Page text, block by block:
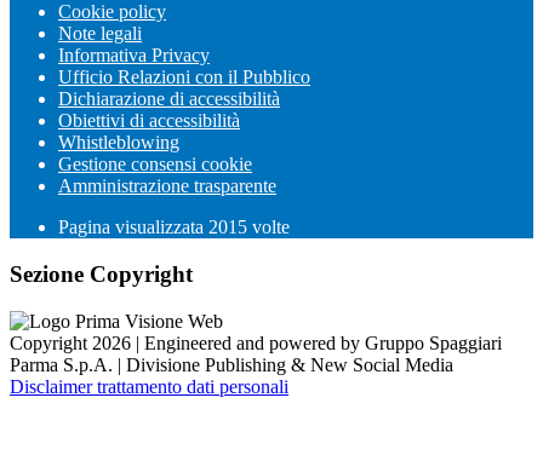
Cookie policy
Note legali
Informativa Privacy
Ufficio Relazioni con il Pubblico
Dichiarazione di accessibilità
Obiettivi di accessibilità
Whistleblowing
Gestione consensi cookie
Amministrazione trasparente
Pagina visualizzata 2015 volte
Sezione Copyright
Copyright 2026 | Engineered and powered by Gruppo Spaggiari
Parma S.p.A. | Divisione Publishing & New Social Media
Disclaimer trattamento dati personali